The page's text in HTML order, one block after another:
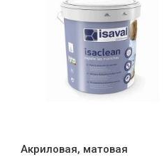
Акриловая, матовая